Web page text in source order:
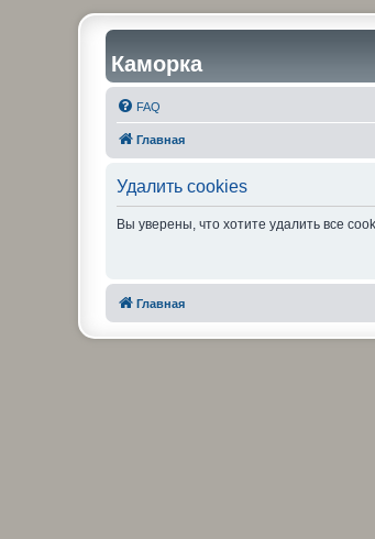
Каморка
FAQ
Главная
Удалить cookies
Вы уверены, что хотите удалить все
Главная